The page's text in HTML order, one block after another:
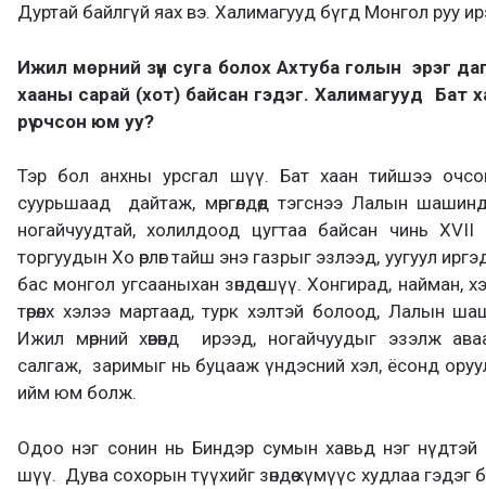
Дуртай байлгүй яах вэ. Халимагууд бүгд Монгол руу
Ижил мөрний зүүн суга болох Ахтуба голын эрэг
хааны сарай (хот) байсан гэдэг.Халимагууд Бат
рүү очсон юм уу?
Тэр бол анхны урсгал шүү. Бат хаан тийшээ
суурьшаад дайтаж, мөргөлдөөд тэгснээ Лалын
ногайчуудтай, холилдоод цугтаа байсан чинь
торгуудын Хо өрлөг тайш энэ газрыг эзлээд, уугуул
бас монгол угсааныхан зөндөө шүү. Хонгирад,
төрөлх хэлээ мартаад, турк хэлтэй болоод, Лалын
Ижил мөрний хөвөөнд ирээд, ногайчуудыг эзэлж
салгаж, заримыг нь буцааж үндэсний хэл, ёсонд
ийм юм болж.
Одоо нэг сонин нь Биндэр сумын хавьд нэг
шүү. Дува сохорын түүхийг зөндөө хүмүүс худлаа